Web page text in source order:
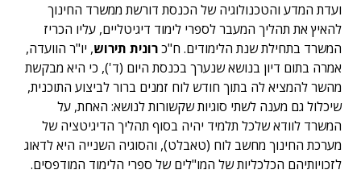
ועדת המדע והטכנולוגיה של הכנסת דורשת ממשרד החינוך
להאיץ את תהליך המעבר לספרי לימוד דיגיטליים, עליו הכריז
המשרד בתחילת שנת הלימודים. ח"כרונית תירוש, יו"ר הוועדה,
אמרה בתום דיון בנושא שנערך בכנסת היום (ד'), כי היא מבקשת
מהשר להמציא לה בתוך חודש לוח זמנים ברור לביצוע התוכנית,
שיכלול גם מענה לשתי סוגיות שקשורות לנושא: האחת, על
המשרד לוודא שלכל תלמיד יהיה בסוף תהליך הדיגיטציה של
מערכת החינוך מחשב לוח (טאבלט), והסוגיה השנייה היא לדאוג
לזכויותיהם הכלכליות של המו"לים של ספרי הלימוד המודפסים.